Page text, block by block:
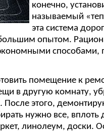
конечно,
называемый
эта система
большим опытом.
экономными
помещение к
в другую комнату,
этого,
нужно все, вплоть
линолеум, доски.